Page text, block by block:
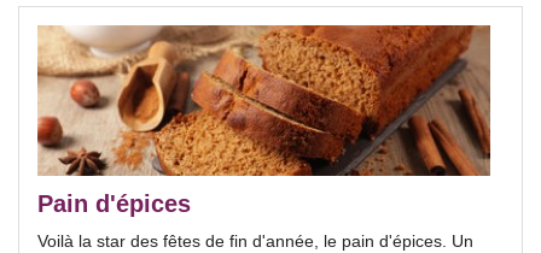
Pain d'épices
Voilà la star des fêtes de fin d'année, le pain d'épices. Un